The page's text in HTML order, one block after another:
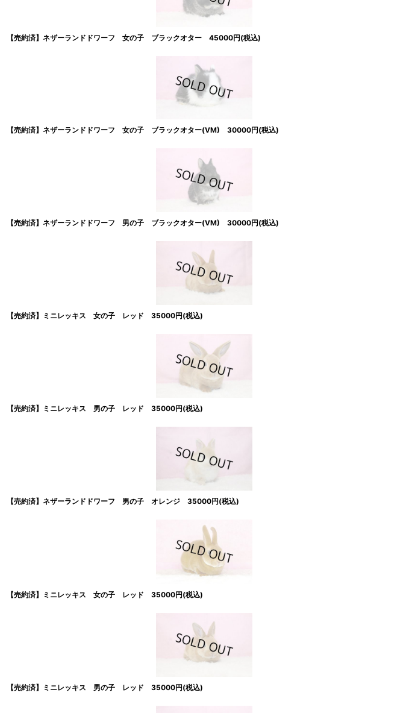
【売約済】ネザーランドドワーフ 女の子 ブラックオター 45000円(税込)
【売約済】ネザーランドドワーフ 女の子 ブラックオター(VM) 30000円(税込)
【売約済】ネザーランドドワーフ 男の子 ブラックオター(VM) 30000円(税込)
【売約済】ミニレッキス 女の子 レッド 35000円(税込)
【売約済】ミニレッキス 男の子 レッド 35000円(税込)
【売約済】ネザーランドドワーフ 男の子 オレンジ 35000円(税込)
【売約済】ミニレッキス 女の子 レッド 35000円(税込)
【売約済】ミニレッキス 男の子 レッド 35000円(税込)